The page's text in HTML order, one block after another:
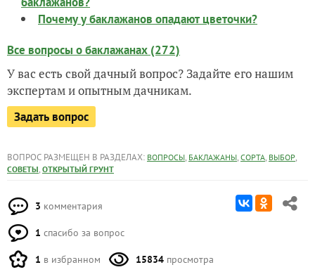
Почему у баклажанов опадают цветочки?
Все вопросы о баклажанах (272)
У вас есть свой дачный вопрос? Задайте его нашим
экспертам и опытным дачникам.
Задать вопрос
ВОПРОС РАЗМЕЩЕН В РАЗДЕЛАХ: ВОПРОСЫ, БАКЛАЖАНЫ, СОРТА, ВЫБОР,
СОВЕТЫ, ОТКРЫТЫЙ ГРУНТ
3 комментария
1 спасибо за вопрос
1 в избранном 15834 просмотра